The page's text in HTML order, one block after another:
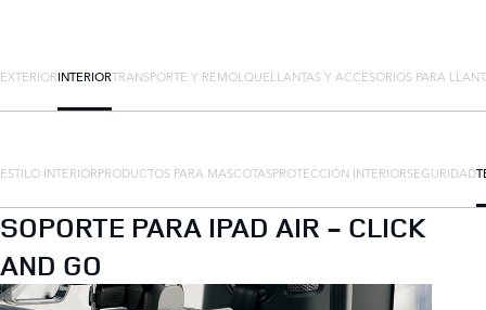
EXTERIORINTERIORTRANSPORTE Y REMOLQUELLANTAS Y ACCESORIOS PARA
ESTILO INTERIORPRODUCTOS PARA MASCOTASPROTECCIÓN INTERIORSEGURIDAD
SOPORTE PARA IPAD AIR - CLICK
AND GO